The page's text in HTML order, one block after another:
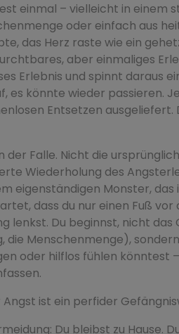
einmal – vielleicht in einem
oder einfach aus
das Herz raste wie ein
aber einmaliges
Erlebnis und spinnt daraus
es könnte wieder passieren.
Entsetzen ausgeliefert.
der Falle. Nicht die
Wiederholung des
eigenständigen Monster,
dass du nur einen Fuß vor
lenkst. Du beginnst, nicht
die Menschenmenge),
oder hilflos fühlen könntest
Angst ist ein perfider
Du bleibst zu Hause.